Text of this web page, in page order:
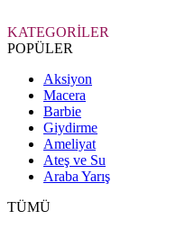
KATEGORİLER
POPÜLER
Aksiyon
Macera
Barbie
Giydirme
Ameliyat
Ateş ve Su
Araba Yarış
TÜMÜ